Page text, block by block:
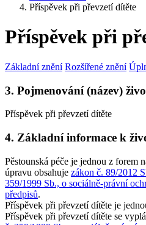
Příspěvek při převzetí dítěte
Příspěvek při
Základní znění Rozšířené znění
3. Pojmenování (název)
Příspěvek při převzetí dítěte
4. Základní informace k
Pěstounská péče je jednou z forem
úpravu obsahuje zákon č. 89/2012
359/1999 Sb., o sociálně-právní
předpisů.
Příspěvek při převzetí dítěte je
Příspěvek při převzetí dítěte se